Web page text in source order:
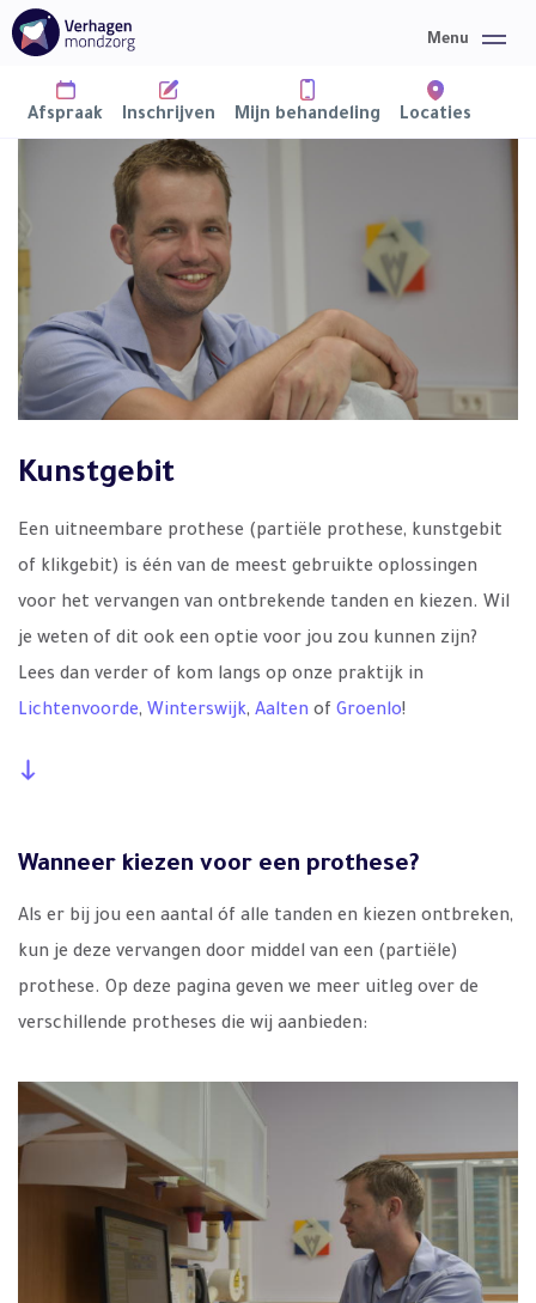
Afspraak Inschrijven Mijn behandeling Locaties
Over ons
Informatie
Nieuws
Contact
Kunstgebit
Een uitneembare prothese (partiële prothese, kunstgebit
of klikgebit) is één van de meest gebruikte oplossingen
voor het vervangen van ontbrekende tanden en kiezen. Wil
je weten of dit ook een optie voor jou zou kunnen zijn?
Lees dan verder of kom langs op onze praktijk in
Lichtenvoorde, Winterswijk, Aalten of Groenlo!
Wanneer kiezen voor een prothese?
Als er bij jou een aantal óf alle tanden en kiezen ontbreken,
kun je deze vervangen door middel van een (partiële)
prothese. Op deze pagina geven we meer uitleg over de
verschillende protheses die wij aanbieden: